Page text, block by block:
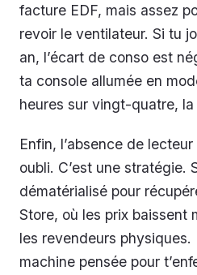
facture EDF, mais assez
revoir le ventilateur. Si tu
an, l’écart de conso est
ta console allumée en
heures sur vingt-quatre, la
Enfin, l’absence de
oubli. C’est une stratégie.
dématérialisé pour
Store, où les prix baissent
les revendeurs physiques.
machine pensée pour